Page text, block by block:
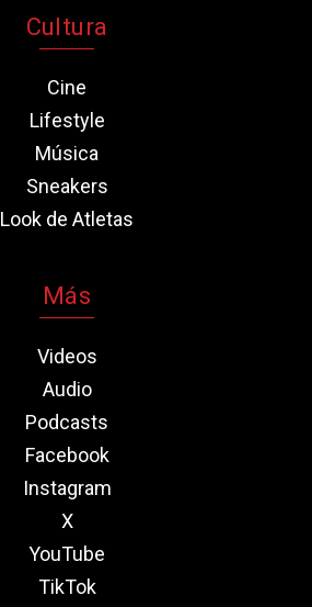
Cultura
Cine
Lifestyle
Música
Sneakers
Look de Atletas
Más
Videos
Audio
Podcasts
Facebook
Instagram
X
YouTube
TikTok